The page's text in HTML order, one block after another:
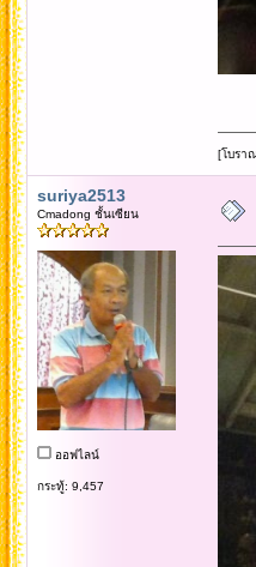
[โบรา
suriya2513
Cmadong ชั้นเซียน
ออฟไลน์
กระทู้: 9,457